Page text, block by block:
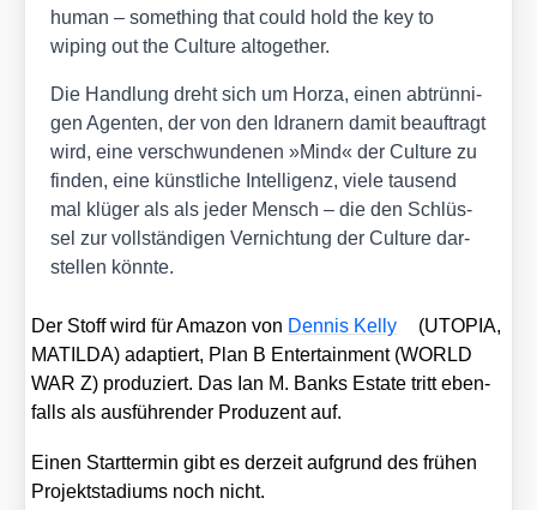
human – some­thing that could hold the key to
wiping out the Cul­tu­re altog­e­ther.
Die Hand­lung dreht sich um Hor­za, einen abtrün­ni­
gen Agen­ten, der von den Idra­nern damit beauf­tragt
wird, eine ver­schwun­de­nen »Mind« der Cul­tu­re zu
fin­den, eine künst­li­che Intel­li­genz, vie­le tau­send
mal klü­ger als als jeder Mensch – die den Schlüs­
sel zur voll­stän­di­gen Ver­nich­tung der Cul­tu­re dar­
stel­len könn­te.
Der Stoff wird für Ama­zon von Den­nis Kel­ly
(UTOPIA,
MATILDA) adap­tiert, Plan B Enter­tain­ment (WORLD
WAR Z) pro­du­ziert. Das Ian M. Banks Estate tritt eben­
falls als aus­füh­ren­der Pro­du­zent auf.
Einen Start­ter­min gibt es der­zeit auf­grund des frü­hen
Pro­jekt­sta­di­ums noch nicht.